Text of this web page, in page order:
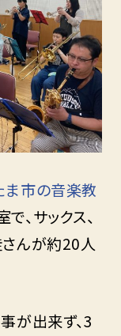
ま市の音楽教
、サックス、
さんが約20人
が出来ず、3